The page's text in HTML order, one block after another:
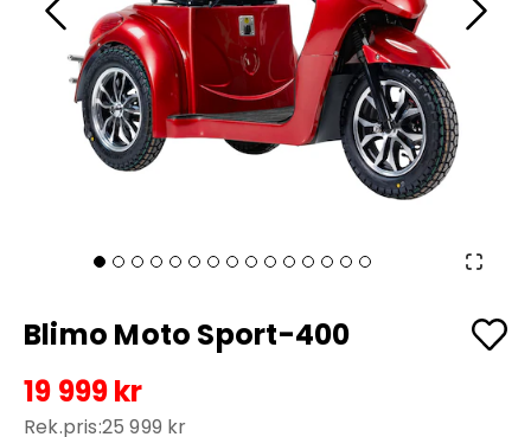
Blimo Moto Sport-400
19 999 kr
Rek.pris:25 999 kr